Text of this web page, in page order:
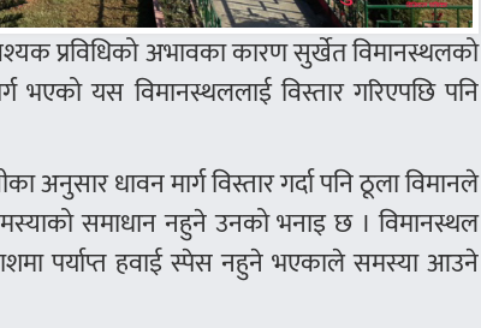
प्रविधिको अभावका कारण सुर्खेत विमानस्थलको
भएको यस विमानस्थललाई विस्तार गरिएपछि पनि
अनुसार धावन मार्ग विस्तार गर्दा पनि ठूला विमानले
समाधान नहुने उनको भनाइ छ । विमानस्थल
पर्याप्त हवाई स्पेस नहुने भएकाले समस्या आउने